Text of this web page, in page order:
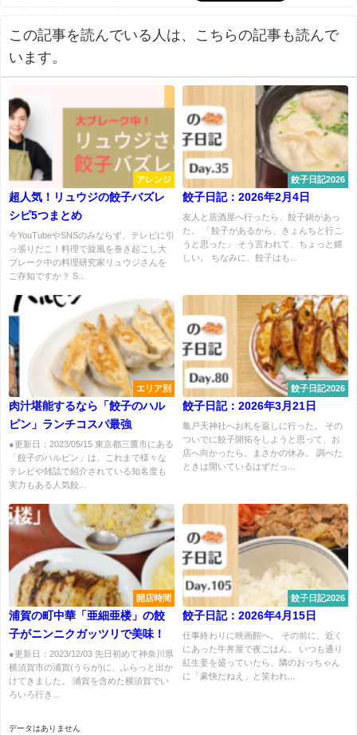
この記事を読んでいる人は、こちらの記事も読んで
います。
アレンジ
超人気！リュウジの餃子バズレ
シピ5つまとめ
今YouTubeやSNSのみならず、テレビに引
っ張りだこ！料理で旋風を巻き起こし大
ブレーク中の料理研究家リュウジさんを
ご存知ですか？ S...
餃子日記2026
餃子日記：2026年2月4日
友人と居酒屋へ行ったら、餃子鍋があっ
た。 「餃子があるから、きょんちと行こ
うと思った」 そう言われて、ちょっと嬉
しい。 ちなみに、餃子はも...
エリア別
肉汁堪能するなら「餃子のハル
ピン」ランチコスパ最強
●更新日：2023/05/15 東京都三鷹市にある
「餃子のハルピン」は、これまで様々な
テレビや雑誌で紹介されている知名度も
実力もある人気餃...
餃子日記2026
餃子日記：2026年3月21日
亀戸天神社へお札を返しに行った。 その
ついでに餃子開拓をしようと思って、お
店へ向かったら、まさかの休み。 調べた
ときは開いているはずだっ...
開店時間
浦賀の町中華「亜細亜楼」の餃
子がニンニクガッツリで美味！
●更新日：2023/12/03 先日初めて神奈川県
横須賀市の浦賀(うらが)に、ふらっと出か
けてきました。 浦賀を含めた横須賀でい
ろいろ行き...
餃子日記2026
餃子日記：2026年4月15日
仕事終わりに映画館へ。 その前に、近く
にあった牛丼屋で夜ごはん。 いつも通り
紅生姜を盛っていたら、隣のおっちゃん
に「豪快だねえ」と笑われ...
データはありません